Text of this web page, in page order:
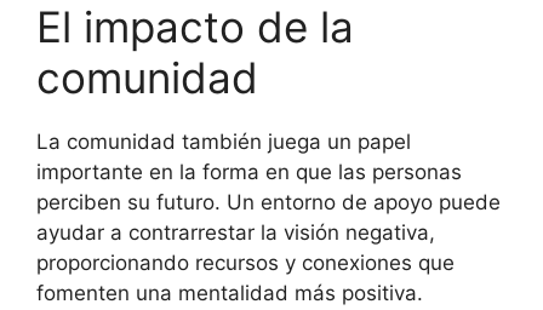
El impacto de la
comunidad
La comunidad también juega un papel
importante en la forma en que las personas
perciben su futuro. Un entorno de apoyo puede
ayudar a contrarrestar la visión negativa,
proporcionando recursos y conexiones que
fomenten una mentalidad más positiva.